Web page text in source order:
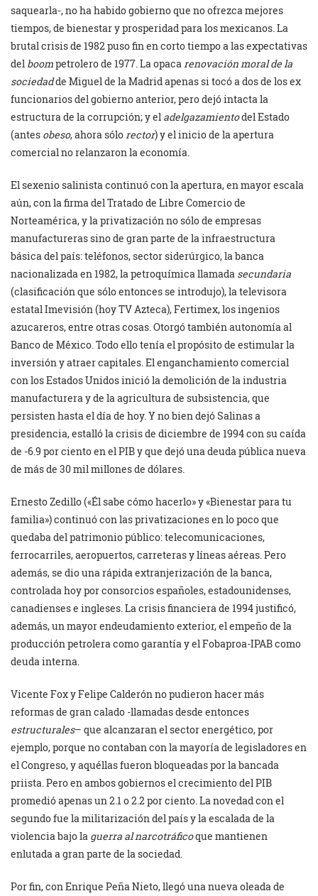
saquearla-, no ha habido gobierno que no ofrezca mejores
tiempos, de bienestar y prosperidad para los mexicanos. La
brutal crisis de 1982 puso fin en corto tiempo a las expectativas
del boompetrolero de 1977. La opacarenovación moral de la
sociedadde Miguel de la Madrid apenas si tocó a dos de los ex
funcionarios del gobierno anterior, pero dejó intacta la
estructura de la corrupción; y el adelgazamientodel Estado
(antes obeso, ahora sólorector) y el inicio de la apertura
comercial no relanzaron la economía.
El sexenio salinista continuó con la apertura, en mayor escala
aún, con la firma del Tratado de Libre Comercio de
Norteamérica, y la privatización no sólo de empresas
manufactureras sino de gran parte de la infraestructura
básica del país: teléfonos, sector siderúrgico, la banca
nacionalizada en 1982, la petroquímica llamada secundaria
(clasificación que sólo entonces se introdujo), la televisora
estatal Imevisión (hoy TV Azteca), Fertimex, los ingenios
azucareros, entre otras cosas. Otorgó también autonomía al
Banco de México. Todo ello tenía el propósito de estimular la
inversión y atraer capitales. El enganchamiento comercial
con los Estados Unidos inició la demolición de la industria
manufacturera y de la agricultura de subsistencia, que
persisten hasta el día de hoy. Y no bien dejó Salinas a
presidencia, estalló la crisis de diciembre de 1994 con su caída
de -6.9 por ciento en el PIB y que dejó una deuda pública nueva
de más de 30 mil millones de dólares.
Ernesto Zedillo («Él sabe cómo hacerlo» y «Bienestar para tu
familia») continuó con las privatizaciones en lo poco que
quedaba del patrimonio público: telecomunicaciones,
ferrocarriles, aeropuertos, carreteras y líneas aéreas. Pero
además, se dio una rápida extranjerización de la banca,
controlada hoy por consorcios españoles, estadounidenses,
canadienses e ingleses. La crisis financiera de 1994 justificó,
además, un mayor endeudamiento exterior, el empeño de la
producción petrolera como garantía y el Fobaproa-IPAB como
deuda interna.
Vicente Fox y Felipe Calderón no pudieron hacer más
reformas de gran calado -llamadas desde entonces
estructurales– que alcanzaran el sector energético, por
ejemplo, porque no contaban con la mayoría de legisladores en
el Congreso, y aquéllas fueron bloqueadas por la bancada
priista. Pero en ambos gobiernos el crecimiento del PIB
promedió apenas un 2.1 o 2.2 por ciento. La novedad con el
segundo fue la militarización del país y la escalada de la
violencia bajo la guerra al narcotráficoque mantienen
enlutada a gran parte de la sociedad.
Por fin, con Enrique Peña Nieto, llegó una nueva oleada de